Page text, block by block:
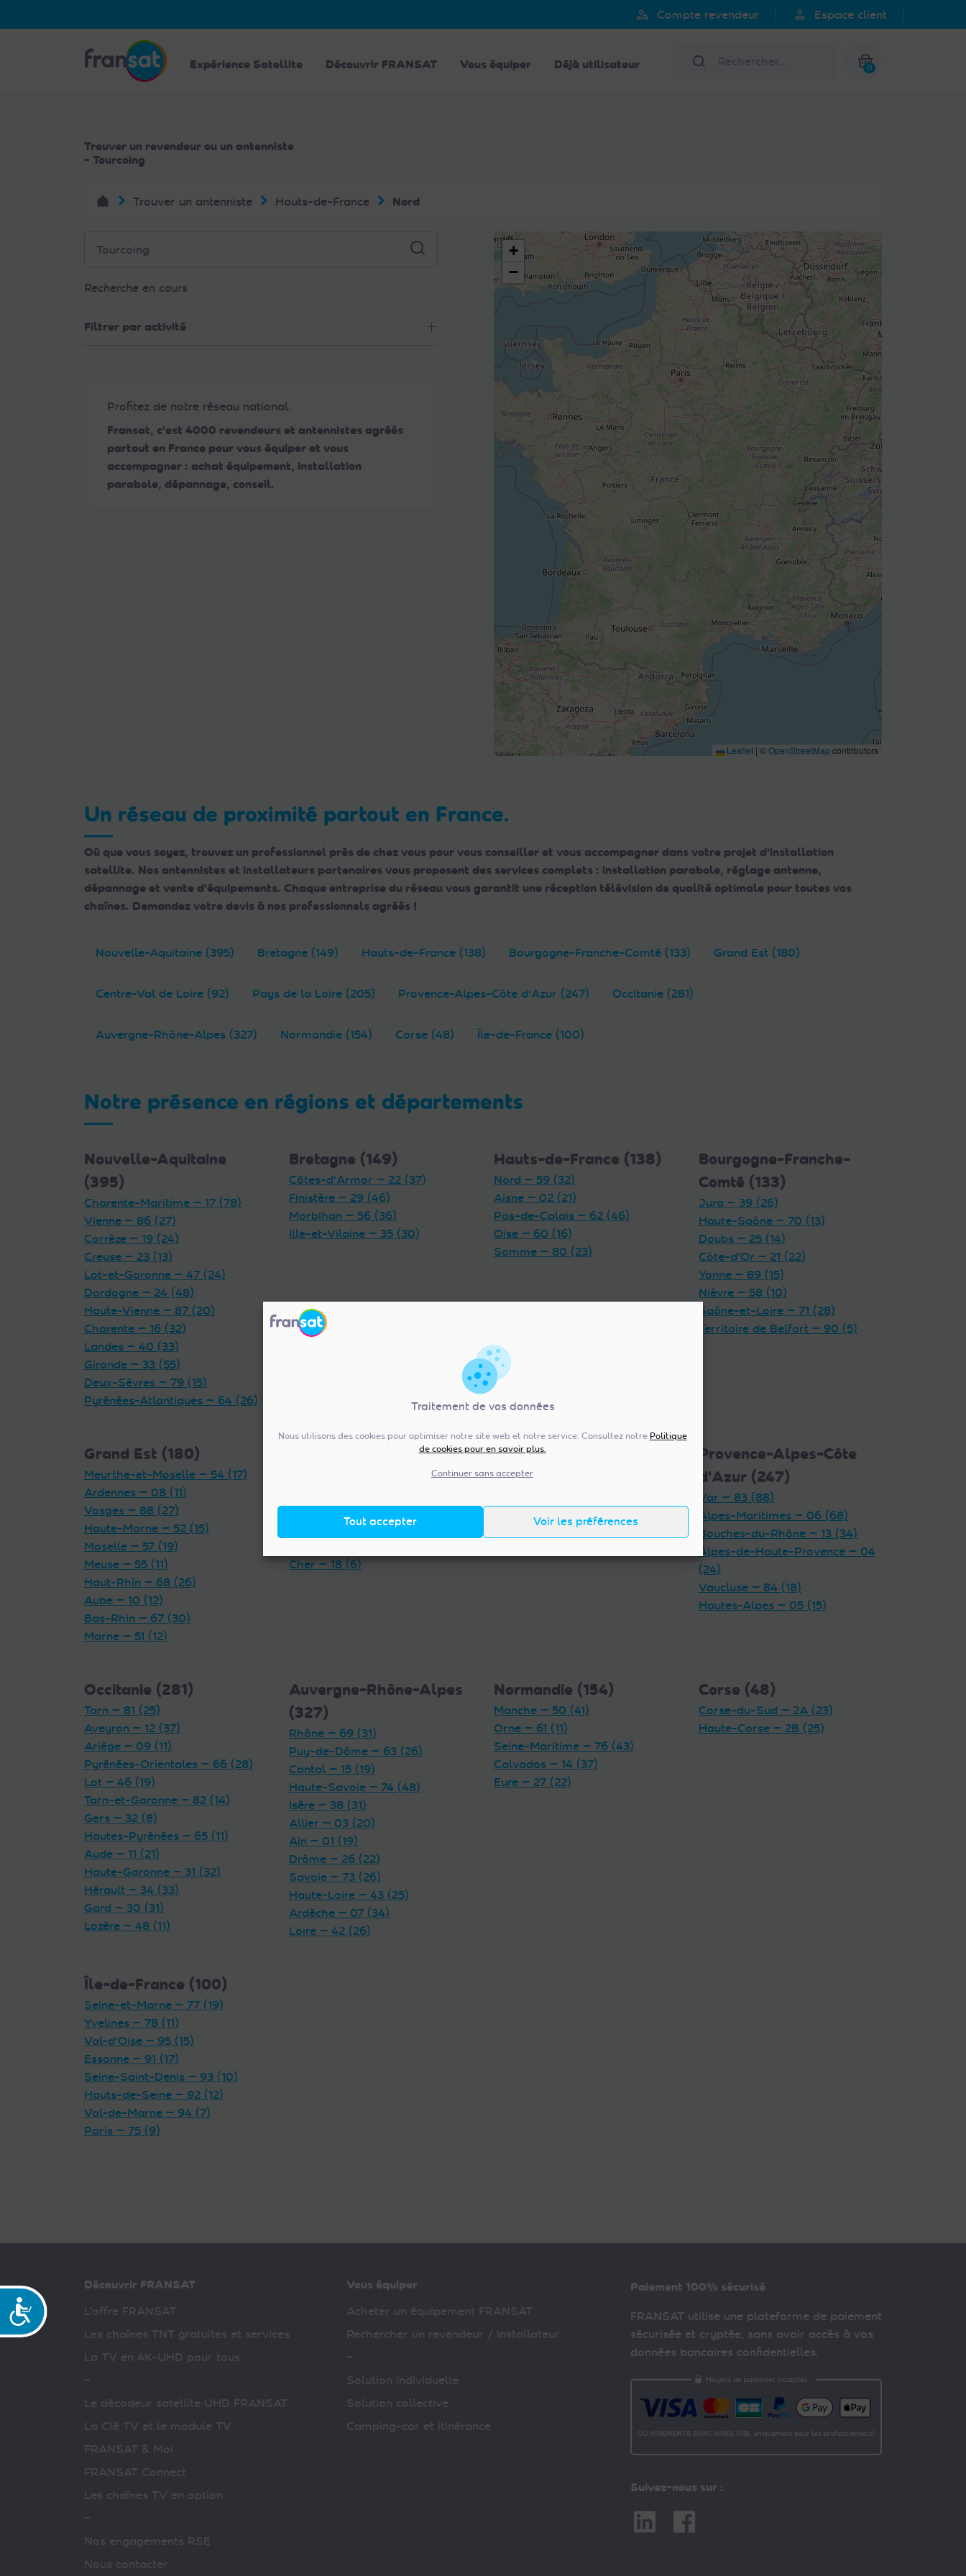
noter
Accessibilité
Traitement de vos données
Nous utilisons des cookies pour optimiser notre site web et notre service. Consultez notre Politique
de cookies pour en savoir plus.
Continuer sans accepter
Tout accepter Voir les préférences
person_search Compte revendeur person Espace client
0
Expérience Satellite Découvrir FRANSAT Vous équiper Déjà utilisateur
Trouver un revendeur ou un antenniste
- Tourcoing
Trouver un antenniste Hauts-de-France Nord
Recherche en cours
Filtrer par activité
Profitez de notre réseau national.
Fransat, c'est 4000 revendeurs et antennistes agréés
partout en France pour vous équiper et vous
accompagner : achat équipement, installation
parabole, dépannage, conseil.
+
−
Leaflet | ©OpenStreetMap contributors
Un réseau de proximité partout en France.
Où que vous soyez, trouvez un professionnel près de chez vous pour vous conseiller et vous accompagner dans votre projet d'installation
satellite. Nos antennistes et installateurs partenaires vous proposent des services complets : installation parabole, réglage antenne,
dépannage et vente d'équipements. Chaque entreprise du réseau vous garantit une réception télévision de qualité optimale pour toutes vos
chaînes. Demandez votre devis à nos professionnels agréés !
Nouvelle-Aquitaine (395) Bretagne (149) Hauts-de-France (138) Bourgogne-Franche-Comté (133) Grand Est (180)
Centre-Val de Loire (92) Pays de la Loire (205) Provence-Alpes-Côte d'Azur (247) Occitanie (281)
Auvergne-Rhône-Alpes (327) Normandie (154) Corse (48) Île-de-France (100)
Notre présence en régions et départements
Nouvelle-Aquitaine
(395)
Charente-Maritime — 17 (78)
Vienne — 86 (27)
Corrèze — 19 (24)
Creuse — 23 (13)
Lot-et-Garonne — 47 (24)
Dordogne — 24 (48)
Haute-Vienne — 87 (20)
Charente — 16 (32)
Landes — 40 (33)
Gironde — 33 (55)
Deux-Sèvres — 79 (15)
Pyrénées-Atlantiques — 64 (26)
Bretagne (149)
Côtes-d'Armor — 22 (37)
Finistère — 29 (46)
Morbihan — 56 (36)
Ille-et-Vilaine — 35 (30)
Hauts-de-France (138)
Nord — 59 (32)
Aisne — 02 (21)
Pas-de-Calais — 62 (46)
Oise — 60 (16)
Somme — 80 (23)
Bourgogne-Franche-
Comté (133)
Jura — 39 (26)
Haute-Saône — 70 (13)
Doubs — 25 (14)
Côte-d'Or — 21 (22)
Yonne — 89 (15)
Nièvre — 58 (10)
Saône-et-Loire — 71 (28)
Territoire de Belfort — 90 (5)
Grand Est (180)
Meurthe-et-Moselle — 54 (17)
Ardennes — 08 (11)
Vosges — 88 (27)
Haute-Marne — 52 (15)
Moselle — 57 (19)
Meuse — 55 (11)
Haut-Rhin — 68 (26)
Aube — 10 (12)
Bas-Rhin — 67 (30)
Marne — 51 (12)
Centre-Val de Loire (92)
Eure-et-Loir — 28 (23)
Loir-et-Cher — 41 (14)
Cher — 18 (6)
Pays de la Loire (205)
Vendée — 85 (98)
Mayenne — 53 (14)
Loire-Atlantique — 44 (38)
Provence-Alpes-Côte
d'Azur (247)
Var — 83 (88)
Alpes-Maritimes — 06 (68)
Bouches-du-Rhône — 13 (34)
Alpes-de-Haute-Provence — 04
(24)
Vaucluse — 84 (18)
Hautes-Alpes — 05 (15)
Occitanie (281)
Tarn — 81 (25)
Aveyron — 12 (37)
Ariège — 09 (11)
Pyrénées-Orientales — 66 (28)
Lot — 46 (19)
Tarn-et-Garonne — 82 (14)
Gers — 32 (8)
Hautes-Pyrénées — 65 (11)
Aude — 11 (21)
Haute-Garonne — 31 (32)
Hérault — 34 (33)
Gard — 30 (31)
Lozère — 48 (11)
Auvergne-Rhône-Alpes
(327)
Rhône — 69 (31)
Puy-de-Dôme — 63 (26)
Cantal — 15 (19)
Haute-Savoie — 74 (48)
Isère — 38 (31)
Allier — 03 (20)
Ain — 01 (19)
Drôme — 26 (22)
Savoie — 73 (26)
Haute-Loire — 43 (25)
Ardèche — 07 (34)
Loire — 42 (26)
Normandie (154)
Manche — 50 (41)
Orne — 61 (11)
Seine-Maritime — 76 (43)
Calvados — 14 (37)
Eure — 27 (22)
Corse (48)
Corse-du-Sud — 2A (23)
Haute-Corse — 2B (25)
Île-de-France (100)
Seine-et-Marne — 77 (19)
Yvelines — 78 (11)
Val-d'Oise — 95 (15)
Essonne — 91 (17)
Seine-Saint-Denis — 93 (10)
Hauts-de-Seine — 92 (12)
Val-de-Marne — 94 (7)
Paris — 75 (9)
Découvrir FRANSAT
L’offre FRANSAT
Les chaînes TNT gratuites et services
La TV en 4K-UHD pour tous
–
Le décodeur satellite UHD FRANSAT
La Clé TV et le module TV
FRANSAT & Moi
FRANSAT Connect
Les chaînes TV en option
–
Nos engagements RSE
Nous contacter
Vous équiper
Acheter un équipement FRANSAT
Rechercher un revendeur / installateur
–
Solution individuelle
Solution collective
Camping-car et itinérance
Paiement 100% sécurisé
FRANSAT utilise une plateforme de paiement
sécurisée et cryptée, sans avoir accès à vos
données bancaires confidentielles.
Suivez-nous sur :
Linkedin Facebook